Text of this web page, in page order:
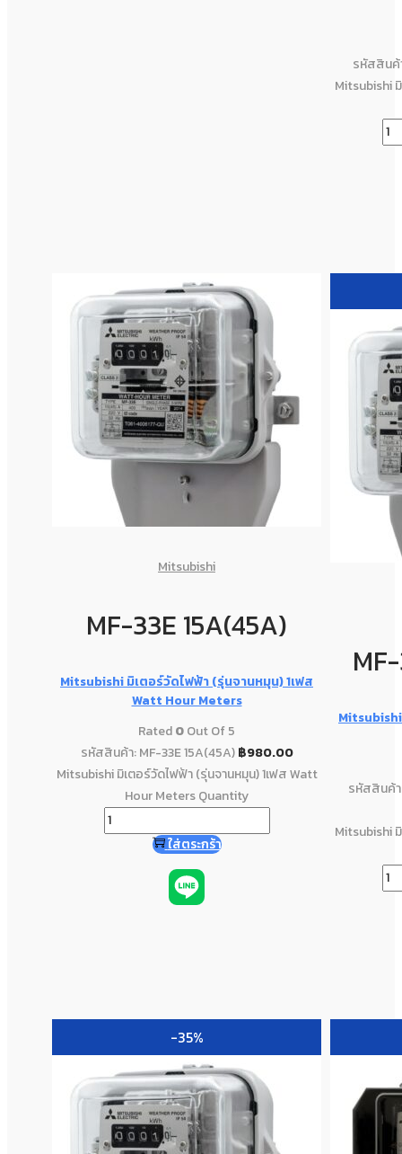
รหัสสินค้
Mitsubishi
Mitsubishi
MF-33E 15A(45A)
Mitsubishi มิเตอร์วัดไฟฟ้า (รุ่นจานหมุน) 1เฟส
Watt Hour Meters
Rated0Out Of 5
รหัสสินค้า: MF-33E 15A(45A) ฿980.00
Mitsubishi มิเตอร์วัดไฟฟ้า (รุ่นจานหมุน) 1เฟส Watt
Hour Meters Quantity
ใส่ตระกร้า
รหัสสินค้
Mitsubishi
-35%